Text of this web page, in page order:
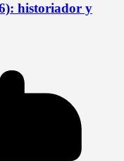
historiador y